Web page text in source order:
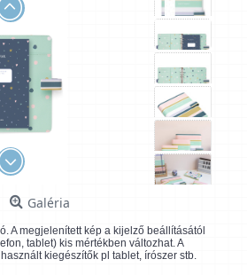
Galéria
A megjelenített kép a kijelző beállításától
tablet) kis mértékben változhat. A
kiegészítők pl tablet, írószer stb.